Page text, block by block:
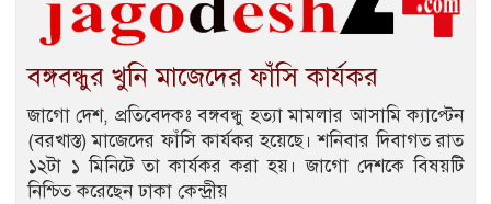
বঙ্গবন্ধুর খুনি মাজেদের ফাঁসি কার্যকর
জাগো দেশ, প্রতিবেদকঃ বঙ্গবন্ধু হত্যা মামলার আসামি ক্যাপ্টেন
(বরখাস্ত) মাজেদের ফাঁসি কার্যকর হয়েছে। শনিবার দিবাগত রাত
১২টা ১ মিনিটে তা কার্যকর করা হয়। জাগো দেশকে বিষয়টি
নিশ্চিত করেছেন ঢাকা কেন্দ্রীয়